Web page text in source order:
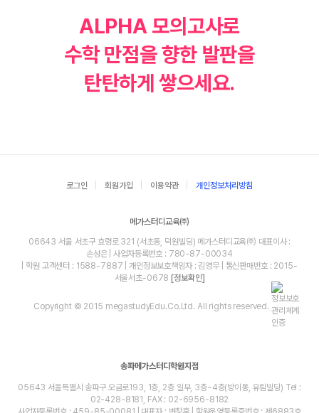
ALPHA 모의고사로
수학 만점을 향한 발판을
탄탄하게 쌓으세요.
로그인 회원가입 이용약관 개인정보처리방침
메가스터디교육㈜
06643 서울 서초구 효령로 321 (서초동, 덕원빌딩) 메가스터디교육㈜ 대표이사 :
손성은 | 사업자등록번호 : 780-87-00034
| 학원 고객센터 : 1588-7887 | 개인정보보호책임자 : 김영무 | 통신판매번호 : 2015-
서울서초-0678[정보확인]
Copyright © 2015 megastudyEdu.Co.Ltd. All rights reserved.
송파메가스터디학원지점
05643 서울특별시 송파구 오금로193, 1층, 2층 일부, 3층~4층(방이동, 유림빌딩) Tel :
02-428-8181, FAX : 02-6956-8182